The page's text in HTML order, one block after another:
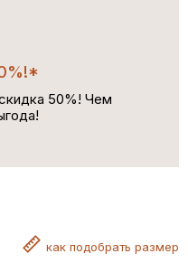
50%! Чем
как подобрать размер